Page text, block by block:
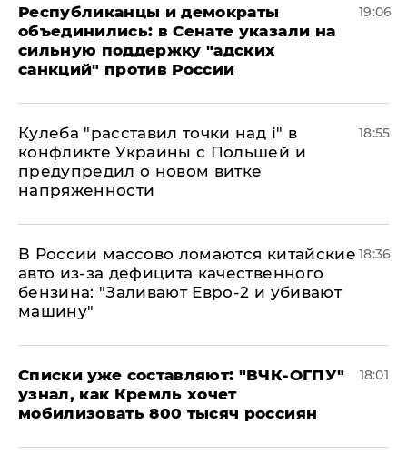
Республиканцы и демократы
объединились: в Сенате указали на
сильную поддержку "адских
санкций" против России
19:06
Кулеба "расставил точки над і" в
конфликте Украины с Польшей и
предупредил о новом витке
напряженности
18:55
В России массово ломаются китайские
авто из-за дефицита качественного
бензина: "Заливают Евро-2 и убивают
машину"
18:36
Списки уже составляют: "ВЧК-ОГПУ"
узнал, как Кремль хочет
мобилизовать 800 тысяч россиян
18:01